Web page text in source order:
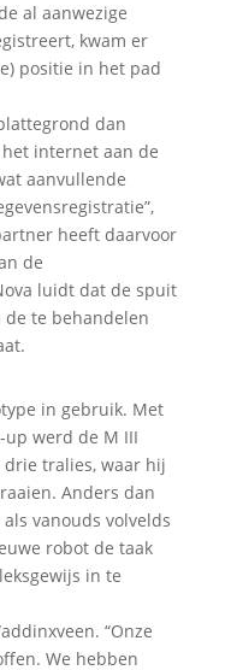
al aanwezige
kwam er
positie in het pad
dan
internet aan de
aanvullende
heeft daarvoor
de
luidt dat de spuit
te behandelen
in gebruik. Met
up werd de M III
drie tralies, waar hij
Anders dan
vanouds volvelds
robot de taak
in te
“Onze
We hebben